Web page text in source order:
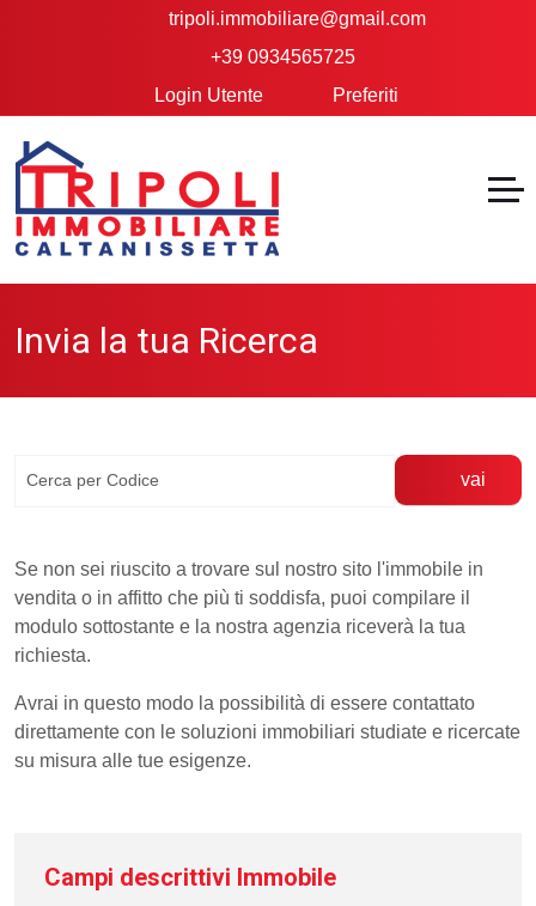
tripoli.immobiliare@gmail.com
+39 0934565725
Login Utente
Preferiti
Invia la tua Ricerca
vai
Se non sei riuscito a trovare sul nostro sito l'immobile in
vendita o in affitto che più ti soddisfa, puoi compilare il
modulo sottostante e la nostra agenzia riceverà la tua
richiesta.
Avrai in questo modo la possibilità di essere contattato
direttamente con le soluzioni immobiliari studiate e ricercate
su misura alle tue esigenze.
Campi descrittivi Immobile